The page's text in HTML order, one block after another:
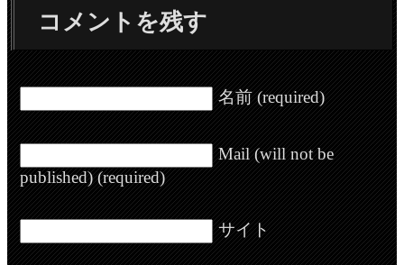
コメントを残す
名前 (required)
Mail (will not be
published) (required)
サイト